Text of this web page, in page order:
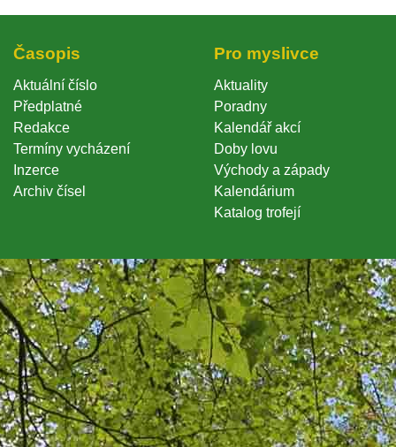
Časopi
Aktuální číslo
Předplatné
Redakce
Termíny vycházení
Inzerce
Archiv čísel
Pro myslivce
Aktuality
Poradny
Kalendář akcí
Doby lovu
Východy a západy
Kalendárium
Katalog trofejí